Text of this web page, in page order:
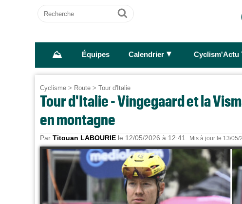
Recherche
Ok
⛰ Équipes Calendrier ► Cyclism'Actu
Cyclisme > Route > Tour d'Italie
Tour d'Italie - Vingegaard et la
en montagne
Par Titouan LABOURIE le 12/05/2026 à 12:41. Mis à jour le 13/05/